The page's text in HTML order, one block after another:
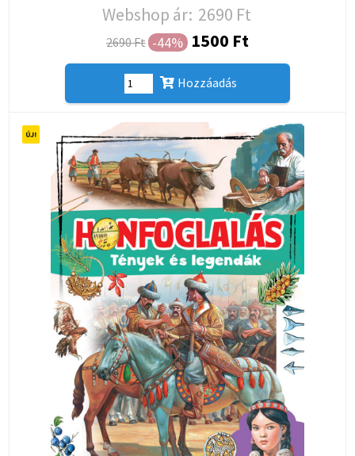
Webshop ár: 2690 Ft
2690 Ft -44% 1500 Ft
Hozzáadás